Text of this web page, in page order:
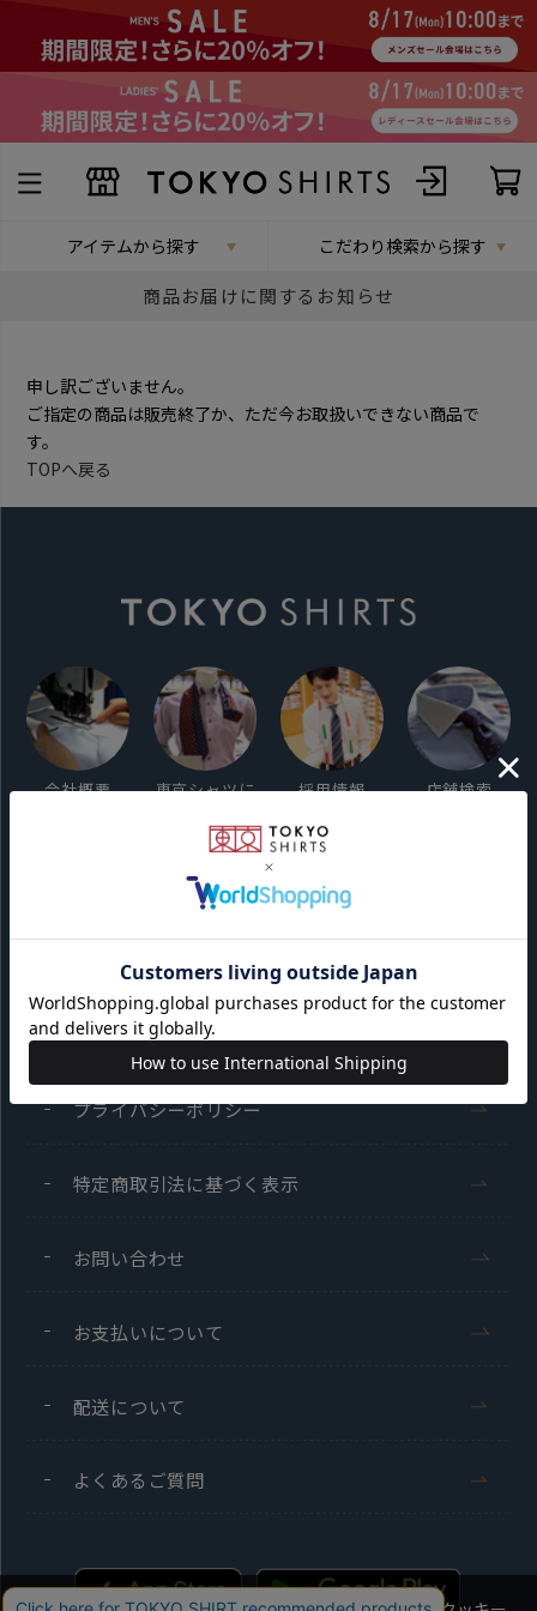
アイテムから探す こだわり検索から探す
商品お届けに関するお知らせ
申し訳ございません。
ご指定の商品は販売終了か、ただ今お取扱いできない商品で
す。
TOPへ戻る
会社概要
東京シャツに
採用情報 店舗検索
ご利用ガイド
サイト利用規約
会員利用規約
プライバシーポリシー
特定商取引法に基づく表示
お問い合わせ
お支払いについて
配送について
よくあるご質問